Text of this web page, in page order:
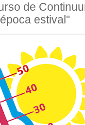
de
estival"